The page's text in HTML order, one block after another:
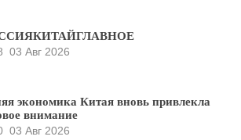
03 Авг 2026
экономика Китая вновь привлекла
внимание
03 Авг 2026